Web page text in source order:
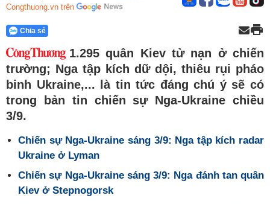
Congthuong.vn trên
Chia sẻ
1.295 quân Kiev tử nạn ở chiến
trường; Nga tập kích dữ dội, thiêu rụi pháo
binh Ukraine,... là tin tức đáng chú ý sẽ có
trong bản tin chiến sự Nga-Ukraine chiều
3/9.
Chiến sự Nga-Ukraine sáng 3/9: Nga tập kích radar
Ukraine ở Lyman
Chiến sự Nga-Ukraine sáng 3/9: Nga đánh tan quân
Kiev ở Stepnogorsk